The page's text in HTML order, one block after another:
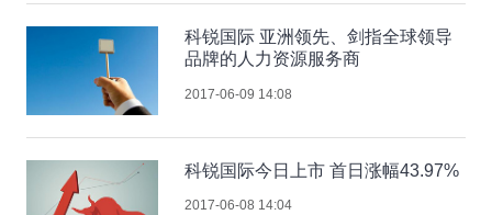
科锐国际 亚洲领先、剑指全球领导
品牌的人力资源服务商
2017-06-09 14:08
科锐国际今日上市 首日涨幅43.97%
2017-06-08 14:04